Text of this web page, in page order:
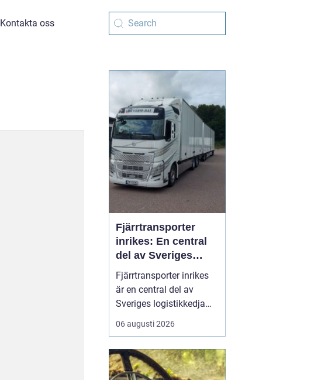
Kontakta oss
Fjärrtransporter
inrikes: En central
del av Sveriges
logistikkedja
Fjärrtransporter inrikes
är en central del av
Sveriges logistikkedja
och avgörande för att
varor ska nå rätt plats i
välplanerade rutter,
samordnade flöden och
06 augusti 2026